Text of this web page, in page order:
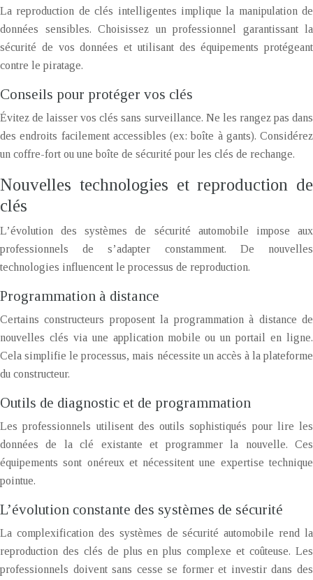
La reproduction de clés intelligentes implique la manipulation de
données sensibles. Choisissez un professionnel garantissant la
sécurité de vos données et utilisant des équipements protégeant
contre le piratage.
Conseils pour protéger vos clés
Évitez de laisser vos clés sans surveillance. Ne les rangez pas dans
des endroits facilement accessibles (ex: boîte à gants). Considérez
un coffre-fort ou une boîte de sécurité pour les clés de rechange.
Nouvelles technologies et reproduction de
clés
L’évolution des systèmes de sécurité automobile impose aux
professionnels de s’adapter constamment. De nouvelles
technologies influencent le processus de reproduction.
Programmation à distance
Certains constructeurs proposent la programmation à distance de
nouvelles clés via une application mobile ou un portail en ligne.
Cela simplifie le processus, mais nécessite un accès à la plateforme
du constructeur.
Outils de diagnostic et de programmation
Les professionnels utilisent des outils sophistiqués pour lire les
données de la clé existante et programmer la nouvelle. Ces
équipements sont onéreux et nécessitent une expertise technique
pointue.
L’évolution constante des systèmes de sécurité
La complexification des systèmes de sécurité automobile rend la
reproduction des clés de plus en plus complexe et coûteuse. Les
professionnels doivent sans cesse se former et investir dans des